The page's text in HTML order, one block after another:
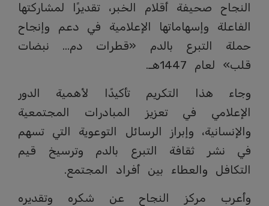
النجاح صحيفة أقلام الخبر، تقديرًا لمشاركتها
الفاعلة وإسهاماتها الإعلامية في دعم وإنجاح
حملة التبرع بالدم «قطرات دم… نبضات
قلب» لعام 1447هـ.
وجاء هذا التكريم تأكيدًا لأهمية الدور
الإعلامي في تعزيز المبادرات المجتمعية
والإنسانية، وإبراز الرسائل التوعوية التي تسهم
في نشر ثقافة التبرع بالدم وترسيخ قيم
التكافل والعطاء بين أفراد المجتمع.
وأعرب مركز النجاح عن شكره وتقديره